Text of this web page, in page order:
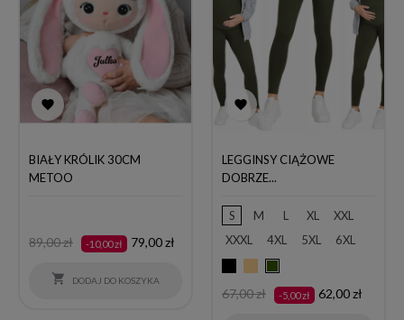

BIAŁY KRÓLIK 30CM
METOO
Cena
89,00 zł -10,00 zł Cena
79,00 zł
 DODAJ DO KOSZYKA

LEGGINSY CIĄŻOWE
DOBRZE...
S M L XL
XXL
XXXL
4XL 5XL
6XL
Cena
67,00 zł -5,00 zł Cena
62,00 zł